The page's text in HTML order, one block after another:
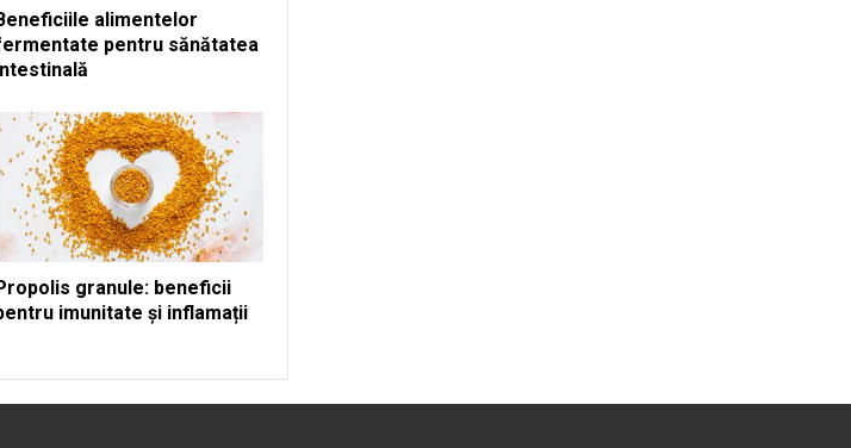
alimentelor
pentru sănătatea
granule: beneficii
imunitate și inflamații